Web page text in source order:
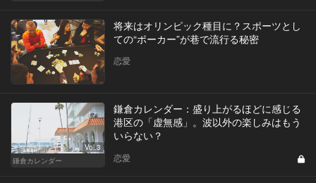
将来はオリンピック種目に？スポーツとし
ての“ポーカー”が巷で流行る秘密
恋愛
Vol.3
鎌倉カレンダー
鎌倉カレンダー：盛り上がるほどに感じる
港区の「虚無感」。波以外の楽しみはもう
いらない？
恋愛